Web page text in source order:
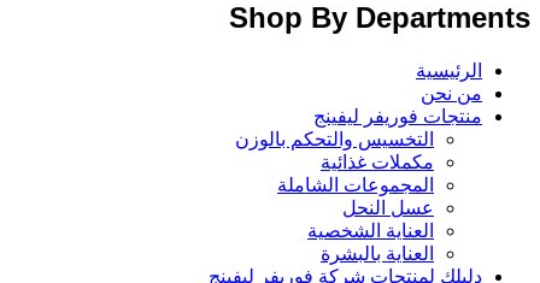
Shop By Departments
الرئيسية
من نحن
منتجات فوريفر ليفينج
التخسيس والتحكم بالوزن
مكملات غذائية
المجموعات الشاملة
عسل النحل
العناية الشخصية
العناية بالبشرة
دليلك لمنتجات شركة فوريفر ليفينج